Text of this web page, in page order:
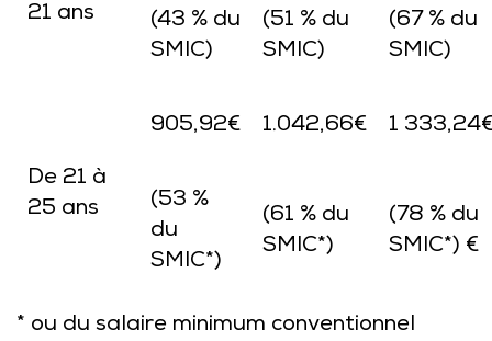
21 ans
(43 % du
SMIC)
(51 % du
SMIC)
(67 % du
SMIC)
De 21 à
25 ans
905,92€ 1.042,66€ 1
(53 %
du
SMIC*)
(61 % du
SMIC*)
(78 % du
SMIC*) €
* ou du salaire minimum conventionnel